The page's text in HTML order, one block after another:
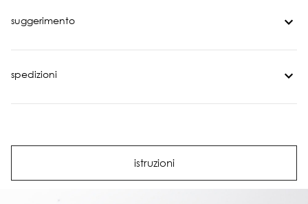
suggerimento
spedizioni
istruzioni